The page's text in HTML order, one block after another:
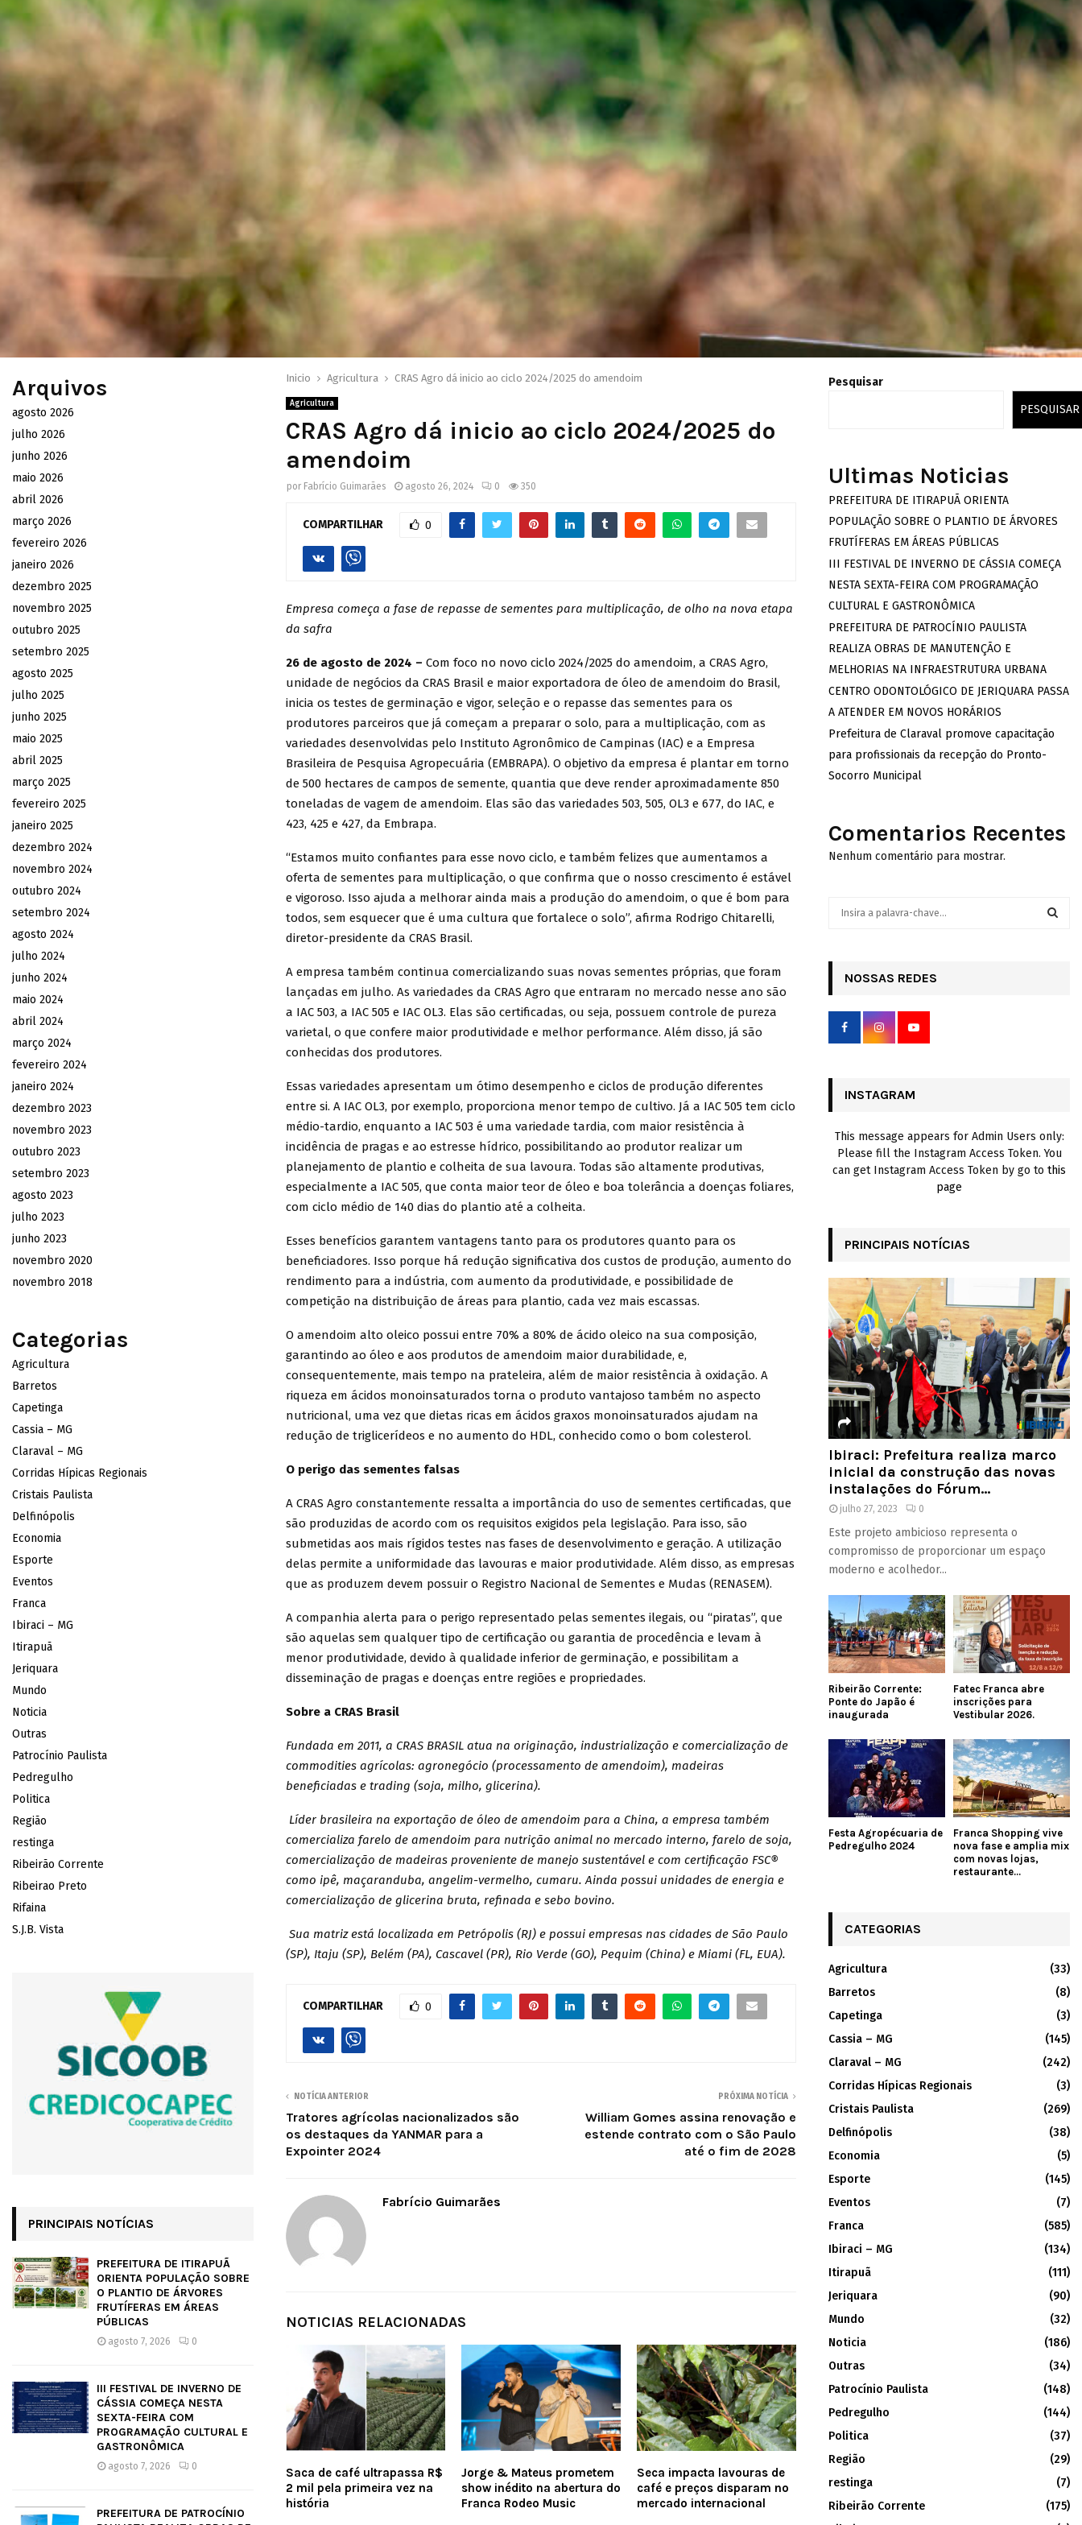
Inicio Agricultura CRAS Agro dá inicio ao ciclo 2024/2025 do amendoim
Agricultura
CRAS Agro dá inicio ao ciclo 2024/2025 do
amendoim
por Fabrício Guimarães agosto 26, 2024 0 350
COMPARTILHAR 0
Empresa começa a fase de repasse de sementes para multiplicação, de olho na nova etapa
da safra
26 de agosto de 2024 – Com foco no novo ciclo 2024/2025 do amendoim, a CRAS Agro,
unidade de negócios da CRAS Brasil e maior exportadora de óleo de amendoim do Brasil,
inicia os testes de germinação e vigor, seleção e o repasse das sementes para os
produtores parceiros que já começam a preparar o solo, para a multiplicação, com as
variedades desenvolvidas pelo Instituto Agronômico de Campinas (IAC) e a Empresa
Brasileira de Pesquisa Agropecuária (EMBRAPA). O objetivo da empresa é plantar em torno
de 500 hectares de campos de semente, quantia que deve render aproximadamente 850
toneladas de vagem de amendoim. Elas são das variedades 503, 505, OL3 e 677, do IAC, e
423, 425 e 427, da Embrapa.
“Estamos muito confiantes para esse novo ciclo, e também felizes que aumentamos a
oferta de sementes para multiplicação, o que confirma que o nosso crescimento é estável
e vigoroso. Isso ajuda a melhorar ainda mais a produção do amendoim, o que é bom para
todos, sem esquecer que é uma cultura que fortalece o solo”, afirma Rodrigo Chitarelli,
diretor-presidente da CRAS Brasil.
A empresa também continua comercializando suas novas sementes próprias, que foram
lançadas em julho. As variedades da CRAS Agro que entraram no mercado nesse ano são
a IAC 503, a IAC 505 e IAC OL3. Elas são certificadas, ou seja, possuem controle de pureza
varietal, o que confere maior produtividade e melhor performance. Além disso, já são
conhecidas dos produtores.
Essas variedades apresentam um ótimo desempenho e ciclos de produção diferentes
entre si. A IAC OL3, por exemplo, proporciona menor tempo de cultivo. Já a IAC 505 tem ciclo
médio-tardio, enquanto a IAC 503 é uma variedade tardia, com maior resistência à
incidência de pragas e ao estresse hídrico, possibilitando ao produtor realizar um
planejamento de plantio e colheita de sua lavoura. Todas são altamente produtivas,
especialmente a IAC 505, que conta maior teor de óleo e boa tolerância a doenças foliares,
com ciclo médio de 140 dias do plantio até a colheita.
Esses benefícios garantem vantagens tanto para os produtores quanto para os
beneficiadores. Isso porque há redução significativa dos custos de produção, aumento do
rendimento para a indústria, com aumento da produtividade, e possibilidade de
competição na distribuição de áreas para plantio, cada vez mais escassas.
O amendoim alto oleico possui entre 70% a 80% de ácido oleico na sua composição,
garantindo ao óleo e aos produtos de amendoim maior durabilidade, e,
consequentemente, mais tempo na prateleira, além de maior resistência à oxidação. A
riqueza em ácidos monoinsaturados torna o produto vantajoso também no aspecto
nutricional, uma vez que dietas ricas em ácidos graxos monoinsaturados ajudam na
redução de triglicerídeos e no aumento do HDL, conhecido como o bom colesterol.
O perigo das sementes falsas
A CRAS Agro constantemente ressalta a importância do uso de sementes certificadas, que
são produzidas de acordo com os requisitos exigidos pela legislação. Para isso, são
submetidas aos mais rígidos testes nas fases de desenvolvimento e geração. A utilização
delas permite a uniformidade das lavouras e maior produtividade. Além disso, as empresas
que as produzem devem possuir o Registro Nacional de Sementes e Mudas (RENASEM).
A companhia alerta para o perigo representado pelas sementes ilegais, ou “piratas”, que
são aquelas sem qualquer tipo de certificação ou garantia de procedência e levam à
menor produtividade, devido à qualidade inferior de germinação, e possibilitam a
disseminação de pragas e doenças entre regiões e propriedades.
Sobre a CRAS Brasil
Fundada em 2011, a CRAS BRASIL atua na originação, industrialização e comercialização de
commodities agrícolas: agronegócio (processamento de amendoim), madeiras
beneficiadas e trading (soja, milho, glicerina).
Líder brasileira na exportação de óleo de amendoim para a China, a empresa também
comercializa farelo de amendoim para nutrição animal no mercado interno, farelo de soja,
comercialização de madeiras proveniente de manejo sustentável e com certificação FSC®
como ipê, maçaranduba, angelim-vermelho, cumaru. Ainda possui unidades de energia e
comercialização de glicerina bruta, refinada e sebo bovino.
Sua matriz está localizada em Petrópolis (RJ) e possui empresas nas cidades de São Paulo
(SP), Itaju (SP), Belém (PA), Cascavel (PR), Rio Verde (GO), Pequim (China) e Miami (FL, EUA).
COMPARTILHAR 0
NOTÍCIA ANTERIOR
Tratores agrícolas nacionalizados são
os destaques da YANMAR para a
Expointer 2024
PRÓXIMA NOTÍCIA
William Gomes assina renovação e
estende contrato com o São Paulo
até o fim de 2028
Fabrício Guimarães
NOTICIAS RELACIONADAS
Saca de café ultrapassa R$
2 mil pela primeira vez na
história
Jorge & Mateus prometem
show inédito na abertura do
Franca Rodeo Music
Seca impacta lavouras de
café e preços disparam no
mercado internacional
Arquivos
agosto 2026
julho 2026
junho 2026
maio 2026
abril 2026
março 2026
fevereiro 2026
janeiro 2026
dezembro 2025
novembro 2025
outubro 2025
setembro 2025
agosto 2025
julho 2025
junho 2025
maio 2025
abril 2025
março 2025
fevereiro 2025
janeiro 2025
dezembro 2024
novembro 2024
outubro 2024
setembro 2024
agosto 2024
julho 2024
junho 2024
maio 2024
abril 2024
março 2024
fevereiro 2024
janeiro 2024
dezembro 2023
novembro 2023
outubro 2023
setembro 2023
agosto 2023
julho 2023
junho 2023
novembro 2020
novembro 2018
Categorias
Agricultura
Barretos
Capetinga
Cassia – MG
Claraval – MG
Corridas Hípicas Regionais
Cristais Paulista
Delfinópolis
Economia
Esporte
Eventos
Franca
Ibiraci – MG
Itirapuã
Jeriquara
Mundo
Noticia
Outras
Patrocínio Paulista
Pedregulho
Politica
Região
restinga
Ribeirão Corrente
Ribeirao Preto
Rifaina
S.J.B. Vista
PRINCIPAIS NOTÍCIAS
PREFEITURA DE ITIRAPUÃ
ORIENTA POPULAÇÃO SOBRE
O PLANTIO DE ÁRVORES
FRUTÍFERAS EM ÁREAS
PÚBLICAS
agosto 7, 2026 0
III FESTIVAL DE INVERNO DE
CÁSSIA COMEÇA NESTA
SEXTA-FEIRA COM
PROGRAMAÇÃO CULTURAL E
GASTRONÔMICA
agosto 7, 2026 0
PREFEITURA DE PATROCÍNIO
Pesquisar
PESQUISAR
Ultimas Noticias
PREFEITURA DE ITIRAPUÃ ORIENTA
POPULAÇÃO SOBRE O PLANTIO DE ÁRVORES
FRUTÍFERAS EM ÁREAS PÚBLICAS
III FESTIVAL DE INVERNO DE CÁSSIA COMEÇA
NESTA SEXTA-FEIRA COM PROGRAMAÇÃO
CULTURAL E GASTRONÔMICA
PREFEITURA DE PATROCÍNIO PAULISTA
REALIZA OBRAS DE MANUTENÇÃO E
MELHORIAS NA INFRAESTRUTURA URBANA
CENTRO ODONTOLÓGICO DE JERIQUARA PASSA
A ATENDER EM NOVOS HORÁRIOS
Prefeitura de Claraval promove capacitação
para profissionais da recepção do Pronto-
Socorro Municipal
Comentarios Recentes
Nenhum comentário para mostrar.
r
NOSSAS REDES
INSTAGRAM
This message appears for Admin Users only:
Please fill the Instagram Access Token. You
can get Instagram Access Token by go to this
page
PRINCIPAIS NOTÍCIAS
Ibiraci: Prefeitura realiza marco
inicial da construção das novas
instalações do Fórum...
julho 27, 2023 0
Este projeto ambicioso representa o
compromisso de proporcionar um espaço
moderno e acolhedor...
Ribeirão Corrente:
Ponte do Japão é
inaugurada
Fatec Franca abre
inscrições para
Vestibular 2026.
Festa Agropécuaria de
Pedregulho 2024
Franca Shopping vive
nova fase e amplia mix
com novas lojas,
restaurante...
CATEGORIAS
Agricultura
(33)
Barretos
(8)
Capetinga
(3)
Cassia – MG
(145)
Claraval – MG
(242)
Corridas Hípicas Regionais
(3)
Cristais Paulista
(269)
Delfinópolis
(38)
Economia
(5)
Esporte
(145)
Eventos
(7)
Franca
(585)
Ibiraci – MG
(134)
Itirapuã
(111)
Jeriquara
(90)
Mundo
(32)
Noticia
(186)
Outras
(34)
Patrocínio Paulista
(148)
Pedregulho
(144)
Politica
(37)
Região
(29)
restinga
(7)
Ribeirão Corrente
(175)